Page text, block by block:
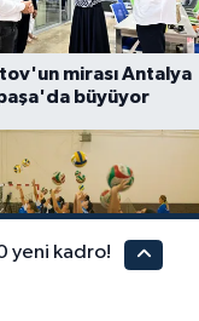
mirası Antalya
büyüyor
yeni kadro!